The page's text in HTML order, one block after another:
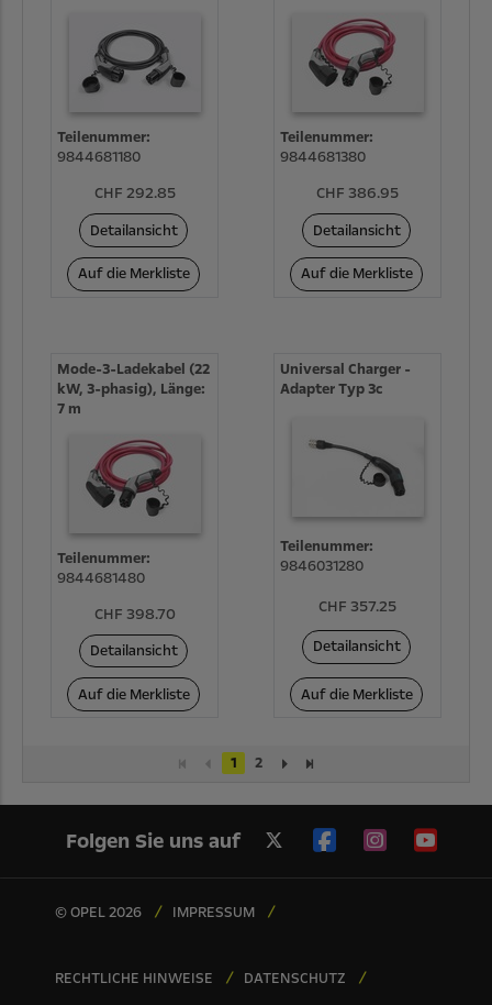
Teilenummer:
9844681180
CHF 292.85
Detailansicht
Auf die Merkliste
Teilenummer:
9844681380
CHF 386.95
Detailansicht
Auf die Merkliste
Mode-3-Ladekabel (22
kW, 3-phasig), Länge:
7 m
Teilenummer:
9844681480
CHF 398.70
Detailansicht
Auf die Merkliste
Universal Charger -
Adapter Typ 3c
Teilenummer:
9846031280
CHF 357.25
Detailansicht
Auf die Merkliste
1 2
Folgen Sie uns auf
© OPEL 2026 IMPRESSUM
RECHTLICHE HINWEISE DATENSCHUTZ